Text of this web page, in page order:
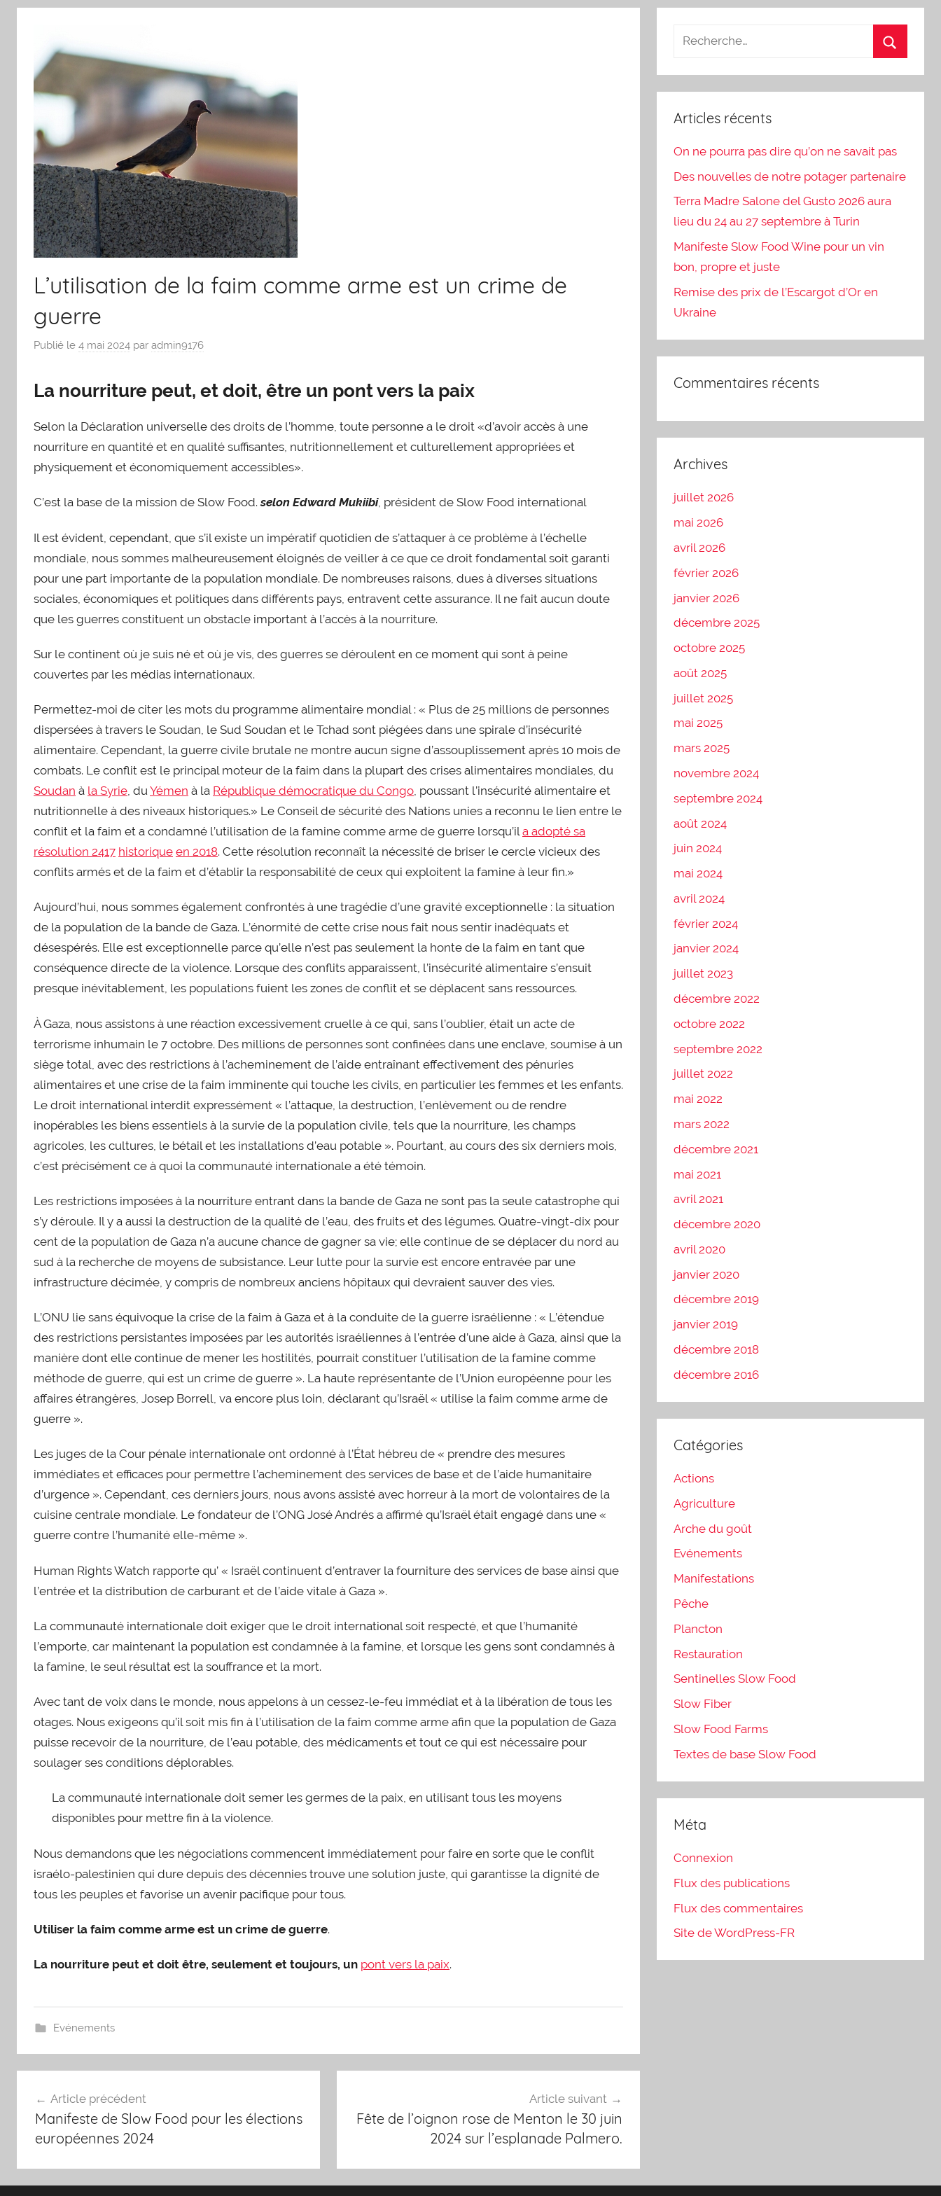
L’utilisation de la faim comme arme est un crime de
guerre
Publié le 4 mai 2024 par admin9176
La nourriture peut, et doit, être un pont vers la paix
Selon la Déclaration universelle des droits de l’homme, toute personne a le droit «d’avoir accès à une
nourriture en quantité et en qualité suffisantes, nutritionnellement et culturellement appropriées et
physiquement et économiquement accessibles».
C’est la base de la mission de Slow Food.selon Edward Mukiibi, président de Slow Food international
Il est évident, cependant, que s’il existe un impératif quotidien de s’attaquer à ce problème à l’échelle
mondiale, nous sommes malheureusement éloignés de veiller à ce que ce droit fondamental soit garanti
pour une part importante de la population mondiale. De nombreuses raisons, dues à diverses situations
sociales, économiques et politiques dans différents pays, entravent cette assurance. Il ne fait aucun doute
que les guerres constituent un obstacle important à l’accès à la nourriture.
Sur le continent où je suis né et où je vis, des guerres se déroulent en ce moment qui sont à peine
couvertes par les médias internationaux.
Permettez-moi de citer les mots du programme alimentaire mondial : « Plus de 25 millions de personnes
dispersées à travers le Soudan, le Sud Soudan et le Tchad sont piégées dans une spirale d’insécurité
alimentaire. Cependant, la guerre civile brutale ne montre aucun signe d’assouplissement après 10 mois de
combats. Le conflit est le principal moteur de la faim dans la plupart des crises alimentaires mondiales, du
Soudan à la Syrie, duYémen à la République démocratique du Congo, poussant l’insécurité alimentaire et
nutritionnelle à des niveaux historiques.» Le Conseil de sécurité des Nations unies a reconnu le lien entre le
conflit et la faim et a condamné l’utilisation de la famine comme arme de guerre lorsqu’ila adopté sa
résolution 2417 historique en 2018. Cette résolution reconnaît la nécessité de briser le cercle vicieux des
conflits armés et de la faim et d’établir la responsabilité de ceux qui exploitent la famine à leur fin.»
Aujourd’hui, nous sommes également confrontés à une tragédie d’une gravité exceptionnelle : la situation
de la population de la bande de Gaza. L’énormité de cette crise nous fait nous sentir inadéquats et
désespérés. Elle est exceptionnelle parce qu’elle n’est pas seulement la honte de la faim en tant que
conséquence directe de la violence. Lorsque des conflits apparaissent, l’insécurité alimentaire s’ensuit
presque inévitablement, les populations fuient les zones de conflit et se déplacent sans ressources.
À Gaza, nous assistons à une réaction excessivement cruelle à ce qui, sans l’oublier, était un acte de
terrorisme inhumain le 7 octobre. Des millions de personnes sont confinées dans une enclave, soumise à un
siège total, avec des restrictions à l’acheminement de l’aide entraînant effectivement des pénuries
alimentaires et une crise de la faim imminente qui touche les civils, en particulier les femmes et les enfants.
Le droit international interdit expressément « l’attaque, la destruction, l’enlèvement ou de rendre
inopérables les biens essentiels à la survie de la population civile, tels que la nourriture, les champs
agricoles, les cultures, le bétail et les installations d’eau potable ». Pourtant, au cours des six derniers mois,
c’est précisément ce à quoi la communauté internationale a été témoin.
Les restrictions imposées à la nourriture entrant dans la bande de Gaza ne sont pas la seule catastrophe qui
s’y déroule. Il y a aussi la destruction de la qualité de l’eau, des fruits et des légumes. Quatre-vingt-dix pour
cent de la population de Gaza n’a aucune chance de gagner sa vie; elle continue de se déplacer du nord au
sud à la recherche de moyens de subsistance. Leur lutte pour la survie est encore entravée par une
infrastructure décimée, y compris de nombreux anciens hôpitaux qui devraient sauver des vies.
L’ONU lie sans équivoque la crise de la faim à Gaza et à la conduite de la guerre israélienne : « L’étendue
des restrictions persistantes imposées par les autorités israéliennes à l’entrée d’une aide à Gaza, ainsi que la
manière dont elle continue de mener les hostilités, pourrait constituer l’utilisation de la famine comme
méthode de guerre, qui est un crime de guerre ». La haute représentante de l’Union européenne pour les
affaires étrangères, Josep Borrell, va encore plus loin, déclarant qu’Israël « utilise la faim comme arme de
guerre ».
Les juges de la Cour pénale internationale ont ordonné à l’État hébreu de « prendre des mesures
immédiates et efficaces pour permettre l’acheminement des services de base et de l’aide humanitaire
d’urgence ». Cependant, ces derniers jours, nous avons assisté avec horreur à la mort de volontaires de la
cuisine centrale mondiale. Le fondateur de l’ONG José Andrés a affirmé qu’Israël était engagé dans une «
guerre contre l’humanité elle-même ».
Human Rights Watch rapporte qu’ « Israël continuent d’entraver la fourniture des services de base ainsi que
l’entrée et la distribution de carburant et de l’aide vitale à Gaza ».
La communauté internationale doit exiger que le droit international soit respecté, et que l’humanité
l’emporte, car maintenant la population est condamnée à la famine, et lorsque les gens sont condamnés à
la famine, le seul résultat est la souffrance et la mort.
Avec tant de voix dans le monde, nous appelons à un cessez-le-feu immédiat et à la libération de tous les
otages. Nous exigeons qu’il soit mis fin à l’utilisation de la faim comme arme afin que la population de Gaza
puisse recevoir de la nourriture, de l’eau potable, des médicaments et tout ce qui est nécessaire pour
soulager ses conditions déplorables.
La communauté internationale doit semer les germes de la paix, en utilisant tous les moyens
disponibles pour mettre fin à la violence.
Nous demandons que les négociations commencent immédiatement pour faire en sorte que le conflit
israélo-palestinien qui dure depuis des décennies trouve une solution juste, qui garantisse la dignité de
tous les peuples et favorise un avenir pacifique pour tous.
Utiliser la faim comme arme est un crime de guerre.
La nourriture peut et doit être, seulement et toujours, un pont vers la paix.
Evénements
de
l’article
Article précédent
Manifeste de Slow Food pour les élections
européennes 2024
Article suivant
Fête de l’oignon rose de Menton le 30 juin
2024 sur l’esplanade Palmero.
Articles récents
On ne pourra pas dire qu’on ne savait pas
Des nouvelles de notre potager partenaire
Terra Madre Salone del Gusto 2026 aura
lieu du 24 au 27 septembre à Turin
Manifeste Slow Food Wine pour un vin
bon, propre et juste
Remise des prix de l’Escargot d’Or en
Ukraine
Commentaires récents
Archives
juillet 2026
mai 2026
avril 2026
février 2026
janvier 2026
décembre 2025
octobre 2025
août 2025
juillet 2025
mai 2025
mars 2025
novembre 2024
septembre 2024
août 2024
juin 2024
mai 2024
avril 2024
février 2024
janvier 2024
juillet 2023
décembre 2022
octobre 2022
septembre 2022
juillet 2022
mai 2022
mars 2022
décembre 2021
mai 2021
avril 2021
décembre 2020
avril 2020
janvier 2020
décembre 2019
janvier 2019
décembre 2018
décembre 2016
Catégories
Actions
Agriculture
Arche du goût
Evénements
Manifestations
Pêche
Plancton
Restauration
Sentinelles Slow Food
Slow Fiber
Slow Food Farms
Textes de base Slow Food
Méta
Connexion
Flux des publications
Flux des commentaires
Site de WordPress-FR